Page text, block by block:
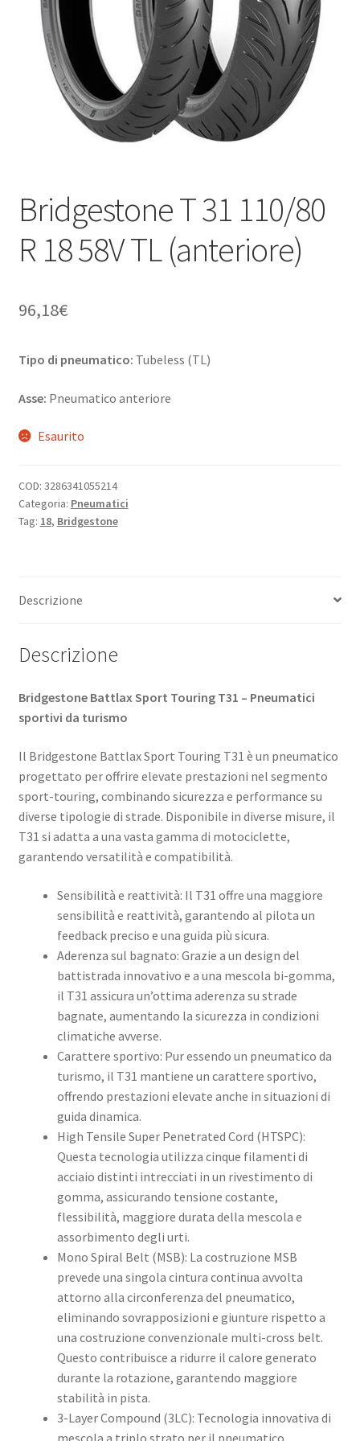
child
Bridgestone T 31 110/80
R 18 58V TL (anteriore)
96,18€
Tipo di pneumatico: Tubeless (TL)
Asse: Pneumatico anteriore
Esaurito
COD: 3286341055214
Categoria: Pneumatici
Tag: 18, Bridgestone
Descrizione
Descrizione
Bridgestone Battlax Sport Touring T31 – Pneumatici
sportivi da turismo
Il Bridgestone Battlax Sport Touring T31 è un pneumatico
progettato per offrire elevate prestazioni nel segmento
sport-touring, combinando sicurezza e performance su
diverse tipologie di strade. ​Disponibile in diverse misure, il
T31 si adatta a una vasta gamma di motociclette,
garantendo versatilità e compatibilità. ​
Sensibilità e reattività: Il T31 offre una maggiore
sensibilità e reattività, garantendo al pilota un
feedback preciso e una guida più sicura. ​
Aderenza sul bagnato: Grazie a un design del
battistrada innovativo e a una mescola bi-gomma,
il T31 assicura un’ottima aderenza su strade
bagnate, aumentando la sicurezza in condizioni
climatiche avverse. ​
Carattere sportivo: Pur essendo un pneumatico da
turismo, il T31 mantiene un carattere sportivo,
offrendo prestazioni elevate anche in situazioni di
guida dinamica. ​
High Tensile Super Penetrated Cord (HTSPC):
Questa tecnologia utilizza cinque filamenti di
acciaio distinti intrecciati in un rivestimento di
gomma, assicurando tensione costante,
flessibilità, maggiore durata della mescola e
assorbimento degli urti. ​
Mono Spiral Belt (MSB): La costruzione MSB
prevede una singola cintura continua avvolta
attorno alla circonferenza del pneumatico,
eliminando sovrapposizioni e giunture rispetto a
una costruzione convenzionale multi-cross belt.
Questo contribuisce a ridurre il calore generato
durante la rotazione, garantendo maggiore
stabilità in pista. ​
3-Layer Compound (3LC): Tecnologia innovativa di
mescola a triplo strato per il pneumatico